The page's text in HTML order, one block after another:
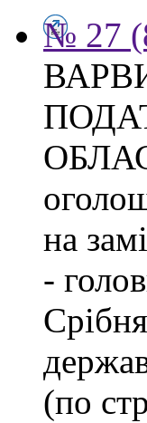
№ 27
на
-
(по